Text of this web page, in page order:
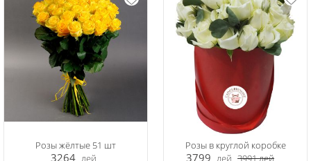
Розы жёлтые 51 шт
3264 лей
Розы в круглой коробке
3799 лей 3991лей